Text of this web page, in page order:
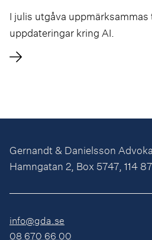
I julis utgåva
uppdateringar kring AI.
Gernandt & Danielsson
Hamngatan 2, Box 5747, 114
info@gda.se
08 670 66 00